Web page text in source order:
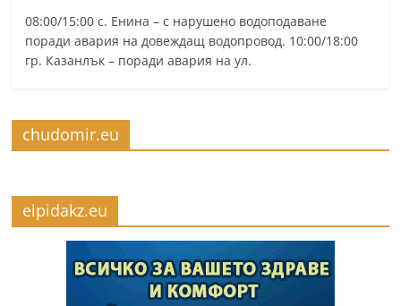
08:00/15:00 с. Енина – с нарушено водоподаване
поради авария на довеждащ водопровод. 10:00/18:00
гр. Казанлък – поради авария на ул.
chudomir.eu
elpidakz.eu